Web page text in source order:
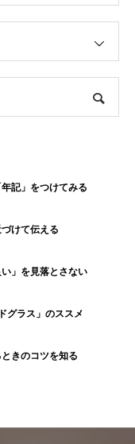
記」をつけてみる
けて伝える
」を見落とさない
グラス」のススメ
きのコツを知る